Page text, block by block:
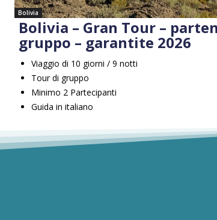
Bolivia
Bolivia – Gran Tour –
gruppo – garantite 2026
Viaggio di 10 giorni / 9 notti
Tour di gruppo
Minimo 2 Partecipanti
Guida in italiano